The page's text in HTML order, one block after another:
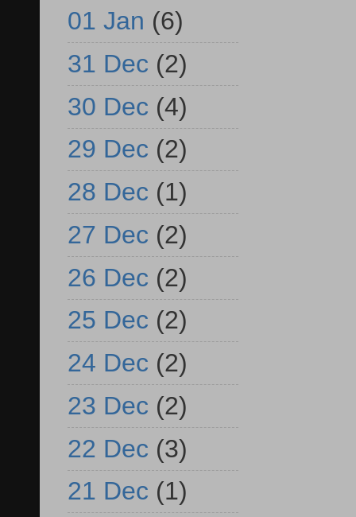
01 Jan (6)
31 Dec (2)
30 Dec (4)
29 Dec (2)
28 Dec (1)
27 Dec (2)
26 Dec (2)
25 Dec (2)
24 Dec (2)
23 Dec (2)
22 Dec (3)
21 Dec (1)